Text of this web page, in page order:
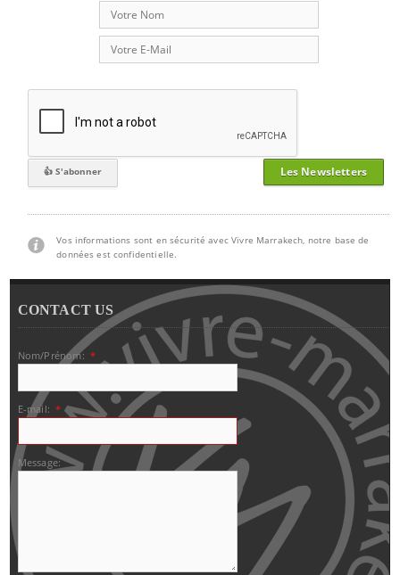
Les Newsletters
Vos informations sont en sécurité avec Vivre Marrakech, notre base de
données est confidentielle.
CONTACT US
Nom/Prénom: *
E-mail: *
Message: